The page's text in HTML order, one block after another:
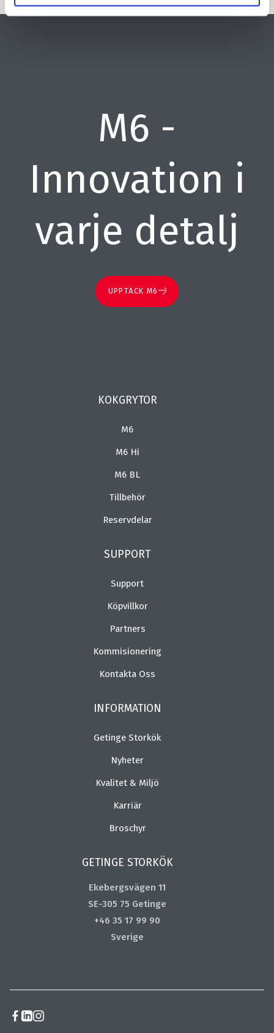
M6 -
Innovation i
varje detalj
UPPTÄCK M6
KOKGRYTOR
M6
M6 Hi
M6 BL
Tillbehör
Reservdelar
SUPPORT
Support
Köpvillkor
Partners
Kommisionering
Kontakta Oss
INFORMATION
Getinge Storkök
Nyheter
Kvalitet & Miljö
Karriär
Broschyr
GETINGE STORKÖK
Ekebergsvägen 11
SE-305 75 Getinge
+46 35 17 99 90
Sverige